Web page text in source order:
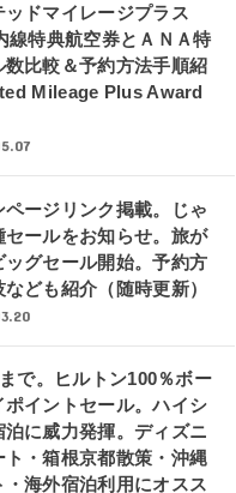
ッドマイレージプラス
線特典航空券とＡＮＡ特
数比較＆予約方法手順紹
Mileage Plus Award
ページリンク掲載。じゃ
セールをお知らせ。旅が
ッグセール開始。予約方
ども紹介（随時更新）
で。ヒルトン100％ボー
ポイントセール。ハイシ
泊に威力発揮。ディズニ
ト・箱根京都散策・沖縄
・海外宿泊利用にオスス